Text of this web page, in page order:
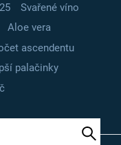
Svařené víno
Aloe vera
ascendentu
palačinky